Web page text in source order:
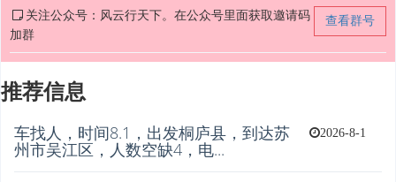
查看群号
关注公众号：风云行天下。在公众号里面获取邀请码
加群
推荐信息
2026-8-1
车找人，时间8.1，出发桐庐县，到达苏
州市吴江区，人数空缺4，电...